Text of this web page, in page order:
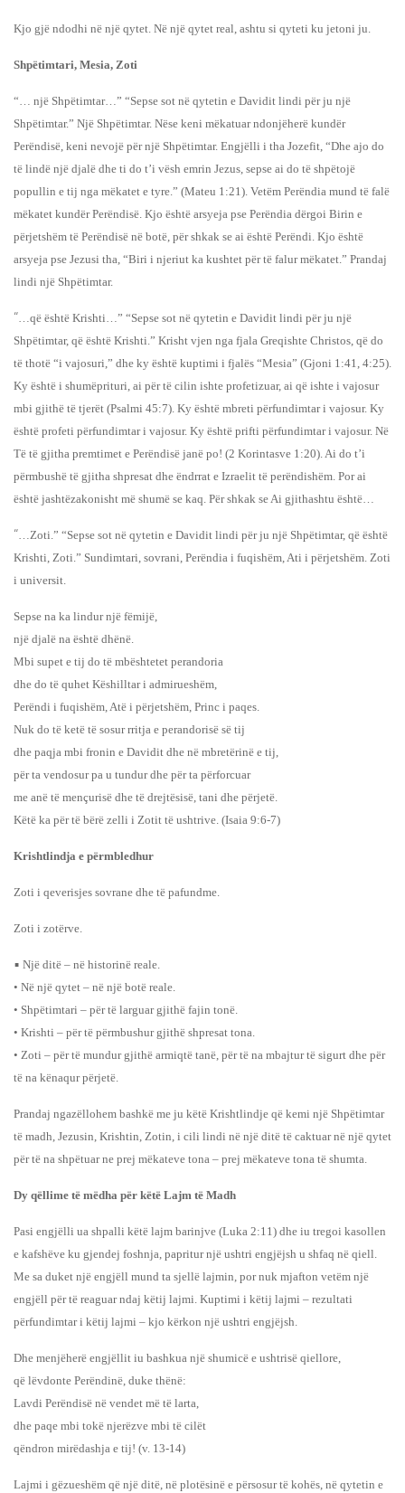
Kjo gjë ndodhi në një qytet. Në një qytet real, ashtu si qyteti ku jetoni ju.
Shpëtimtari, Mesia, Zoti
“… një Shpëtimtar…” “Sepse sot në qytetin e Davidit lindi për ju një
Shpëtimtar.” Një Shpëtimtar. Nëse keni mëkatuar ndonjëherë kundër
Perëndisë, keni nevojë për një Shpëtimtar. Engjëlli i tha Jozefit, “Dhe ajo do
të lindë një djalë dhe ti do t’i vësh emrin Jezus, sepse ai do të shpëtojë
popullin e tij nga mëkatet e tyre.” (Mateu 1:21). Vetëm Perëndia mund të falë
mëkatet kundër Perëndisë. Kjo është arsyeja pse Perëndia dërgoi Birin e
përjetshëm të Perëndisë në botë, për shkak se ai është Perëndi. Kjo është
arsyeja pse Jezusi tha, “Biri i njeriut ka kushtet për të falur mëkatet.” Prandaj
lindi një Shpëtimtar.
“…që është Krishti…” “Sepse sot në qytetin e Davidit lindi për ju një
Shpëtimtar, që është Krishti.” Krisht vjen nga fjala Greqishte Christos, që do
të thotë “i vajosuri,” dhe ky është kuptimi i fjalës “Mesia” (Gjoni 1:41, 4:25).
Ky është i shumëprituri, ai për të cilin ishte profetizuar, ai që ishte i vajosur
mbi gjithë të tjerët (Psalmi 45:7). Ky është mbreti përfundimtar i vajosur. Ky
është profeti përfundimtar i vajosur. Ky është prifti përfundimtar i vajosur. Në
Të të gjitha premtimet e Perëndisë janë po! (2 Korintasve 1:20). Ai do t’i
përmbushë të gjitha shpresat dhe ëndrrat e Izraelit të perëndishëm. Por ai
është jashtëzakonisht më shumë se kaq. Për shkak se Ai gjithashtu është…
“…Zoti.” “Sepse sot në qytetin e Davidit lindi për ju një Shpëtimtar, që është
Krishti, Zoti.” Sundimtari, sovrani, Perëndia i fuqishëm, Ati i përjetshëm. Zoti
i universit.
Sepse na ka lindur një fëmijë,
një djalë na është dhënë.
Mbi supet e tij do të mbështetet perandoria
dhe do të quhet Këshilltar i admirueshëm,
Perëndi i fuqishëm, Atë i përjetshëm, Princ i paqes.
Nuk do të ketë të sosur rritja e perandorisë së tij
dhe paqja mbi fronin e Davidit dhe në mbretërinë e tij,
për ta vendosur pa u tundur dhe për ta përforcuar
me anë të mençurisë dhe të drejtësisë, tani dhe përjetë.
Këtë ka për të bërë zelli i Zotit të ushtrive. (Isaia 9:6-7)
Krishtlindja e përmbledhur
Zoti i qeverisjes sovrane dhe të pafundme.
Zoti i zotërve.
• Një ditë – në historinë reale.
• Në një qytet – në një botë reale.
• Shpëtimtari – për të larguar gjithë fajin tonë.
• Krishti – për të përmbushur gjithë shpresat tona.
• Zoti – për të mundur gjithë armiqtë tanë, për të na mbajtur të sigurt dhe për
të na kënaqur përjetë.
Prandaj ngazëllohem bashkë me ju këtë Krishtlindje që kemi një Shpëtimtar
të madh, Jezusin, Krishtin, Zotin, i cili lindi në një ditë të caktuar në një qytet
për të na shpëtuar ne prej mëkateve tona – prej mëkateve tona të shumta.
Dy qëllime të mëdha për këtë Lajm të Madh
Pasi engjëlli ua shpalli këtë lajm barinjve (Luka 2:11) dhe iu tregoi kasollen
e kafshëve ku gjendej foshnja, papritur një ushtri engjëjsh u shfaq në qiell.
Me sa duket një engjëll mund ta sjellë lajmin, por nuk mjafton vetëm një
engjëll për të reaguar ndaj këtij lajmi. Kuptimi i këtij lajmi – rezultati
përfundimtar i këtij lajmi – kjo kërkon një ushtri engjëjsh.
Dhe menjëherë engjëllit iu bashkua një shumicë e ushtrisë qiellore,
që lëvdonte Perëndinë, duke thënë:
Lavdi Perëndisë në vendet më të larta,
dhe paqe mbi tokë njerëzve mbi të cilët
qëndron mirëdashja e tij! (v. 13-14)
Lajmi i gëzueshëm që një ditë, në plotësinë e përsosur të kohës, në qytetin e